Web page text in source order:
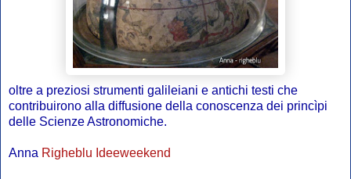
oltre a preziosi strumenti galileiani e antichi testi che
contribuirono alla diffusione della conoscenza dei princìpi
delle Scienze Astronomiche.
Anna Righeblu Ideeweekend